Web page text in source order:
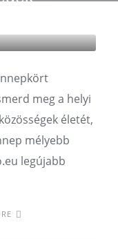
meg a helyi
életét,
mélyebb
legújabb